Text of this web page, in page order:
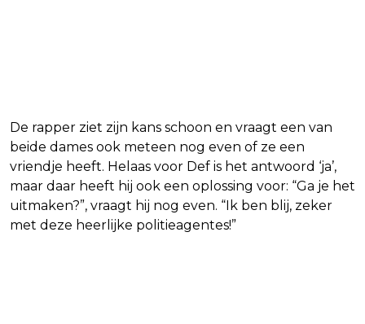
De rapper ziet zijn kans schoon en vraagt een van
beide dames ook meteen nog even of ze een
vriendje heeft. Helaas voor Def is het antwoord ‘ja’,
maar daar heeft hij ook een oplossing voor: “Ga je het
uitmaken?”, vraagt hij nog even. “Ik ben blij, zeker
met deze heerlijke politieagentes!”